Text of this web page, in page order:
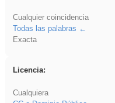
Cualquier coincidencia
Todas las palabras
Exacta
Licencia:
Cualquiera